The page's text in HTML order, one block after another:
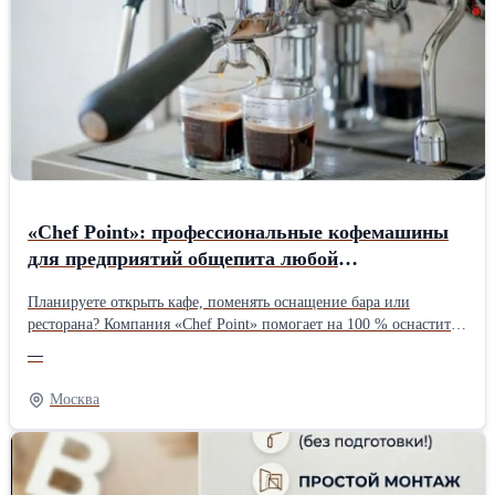
акций сегодня Владхлеб стоимость акций сегодня Владхлеб
котировки сегодня Владхлеб котировки акций онлайн Владхлеб
выкуп акций Владхлеб оформление акций Владхлеб информация
по акциям Владхлеб скупка акций Владхлеб, сколько стоят акции
Владхлеб продать акции Владхлеб, покупка акций Владхлеб
дивиденды по акциям Владхлеб, собрание акционеров Владхлеб,
как получить дивиденды Владхлеб, выплата дивидендов
Владхлеб работа Владхлеб вакансии Владхлеб официальный сайт
«Chef Point»: профессиональные кофемашины
для предприятий общепита любой
Планируете открыть кафе, поменять оснащение бара или
ресторана? Компания «Chef Point» помогает на 100 % оснастить
создания комфортной кофейной зоны, а команда экспертов
подберет решения с учетом особенностей вашего бизнеса,
финансовых возможностей и ожиданий гостей. И если вам
требуется оборудование для кафе и ресторанов или что-нибудь
еще, загляните в большой онлайн-каталог «Chef Point» и
выберете удобное оборудование, а поставщик обеспечит быструю
—
Москва